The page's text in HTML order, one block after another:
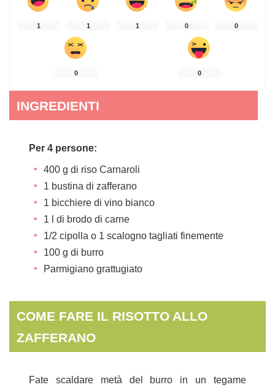
1 1 1 0 0
0 0
INGREDIENTI
Per 4 persone:
400 g di riso Carnaroli
1 bustina di zafferano
1 bicchiere di vino bianco
1 l di brodo di carne
1/2 cipolla o 1 scalogno tagliati finemente
100 g di burro
Parmigiano grattugiato
COME FARE IL RISOTTO ALLO
ZAFFERANO
Fate scaldare metà del burro in un tegame